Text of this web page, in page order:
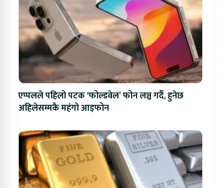
एप्पलले पहिलो पटक ‘फोल्डवेल’ फोन लञ्च गर्दै, हुनेछ
अहिलेसम्मकै महंगो आइफोन